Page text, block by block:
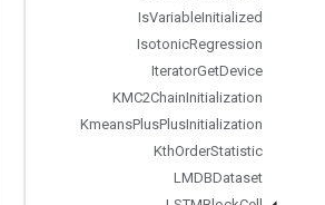
IsVariableInitialized
IsotonicRegression
IteratorGetDevice
KMC2ChainInitialization
KmeansPlusPlusInitialization
KthOrderStatistic
LMDBDataset